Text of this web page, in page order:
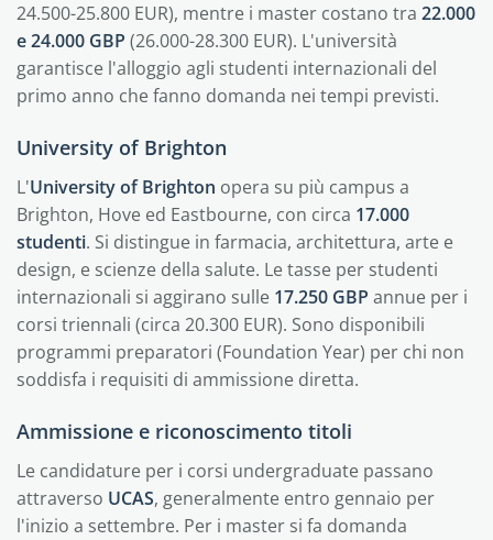
24.500-25.800 EUR), mentre i master costano tra 22.000
e 24.000 GBP (26.000-28.300 EUR). L'università
garantisce l'alloggio agli studenti internazionali del
primo anno che fanno domanda nei tempi previsti.
University of Brighton
L'University of Brighton opera su più campus a
Brighton, Hove ed Eastbourne, con circa 17.000
studenti. Si distingue in farmacia, architettura, arte e
design, e scienze della salute. Le tasse per studenti
internazionali si aggirano sulle 17.250 GBP annue per i
corsi triennali (circa 20.300 EUR). Sono disponibili
programmi preparatori (Foundation Year) per chi non
soddisfa i requisiti di ammissione diretta.
Ammissione e riconoscimento titoli
Le candidature per i corsi undergraduate passano
attraverso UCAS, generalmente entro gennaio per
l'inizio a settembre. Per i master si fa domanda